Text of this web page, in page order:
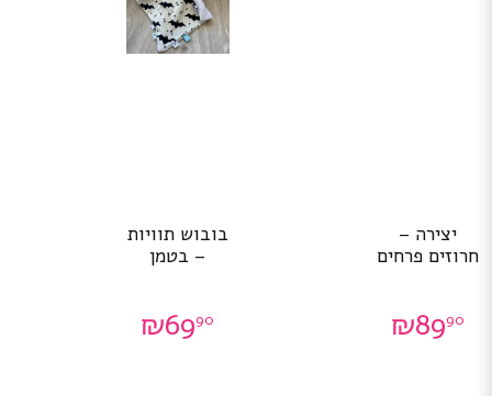
יצירה –
חרוזים פרחים
₪8990
בובוש תוויות
– בטמן
₪6990